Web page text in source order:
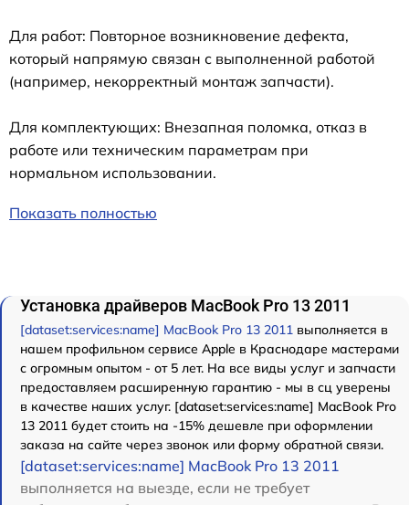
Для работ: Повторное возникновение дефекта,
который напрямую связан с выполненной работой
(например, некорректный монтаж запчасти).
Для комплектующих: Внезапная поломка, отказ в
работе или техническим параметрам при
нормальном использовании.
Показать полностью
Установка драйверов MacBook Pro 13 2011
[dataset:services:name] MacBook Pro 13 2011 выполняется в
нашем профильном сервисе Apple в Краснодаре мастерами
с огромным опытом - от 5 лет. На все виды услуг и запчасти
предоставляем расширенную гарантию - мы в сц уверены
в качестве наших услуг. [dataset:services:name] MacBook Pro
13 2011 будет стоить на -15% дешевле при оформлении
заказа на сайте через звонок или форму обратной связи.
[dataset:services:name] MacBook Pro 13 2011
выполняется на выезде, если не требует